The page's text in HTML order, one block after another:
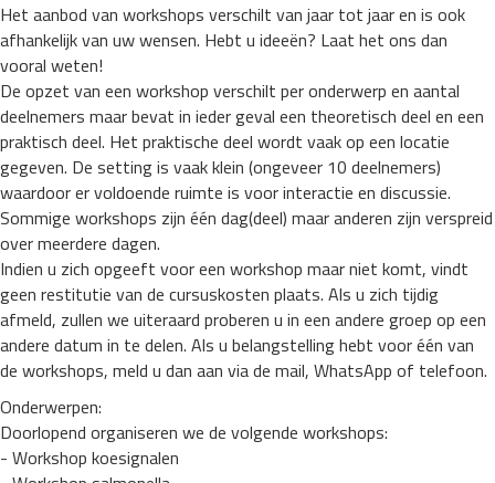
Het aanbod van workshops verschilt van jaar tot jaar en is ook
afhankelijk van uw wensen. Hebt u ideeën? Laat het ons dan
vooral weten!
De opzet van een workshop verschilt per onderwerp en aantal
deelnemers maar bevat in ieder geval een theoretisch deel en een
praktisch deel. Het praktische deel wordt vaak op een locatie
gegeven. De setting is vaak klein (ongeveer 10 deelnemers)
waardoor er voldoende ruimte is voor interactie en discussie.
Sommige workshops zijn één dag(deel) maar anderen zijn verspreid
over meerdere dagen.
Indien u zich opgeeft voor een workshop maar niet komt, vindt
geen restitutie van de cursuskosten plaats. Als u zich tijdig
afmeld, zullen we uiteraard proberen u in een andere groep op een
andere datum in te delen. Als u belangstelling hebt voor één van
de workshops, meld u dan aan via de mail, WhatsApp of telefoon.
Onderwerpen:
Doorlopend organiseren we de volgende workshops:
- Workshop koesignalen